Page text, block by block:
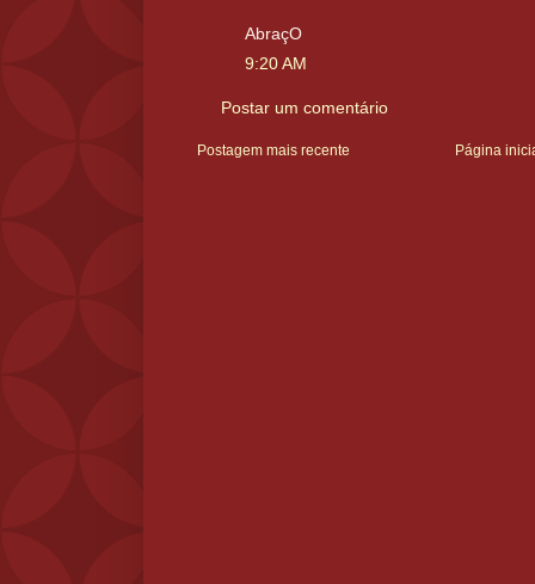
AbraçO
9:20 AM
Postar um comentário
Postagem mais recente Página